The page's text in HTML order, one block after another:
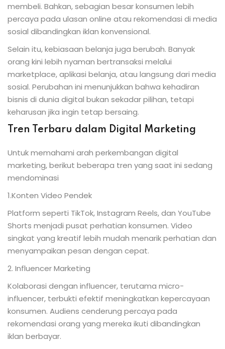
membeli. Bahkan, sebagian besar konsumen lebih
percaya pada ulasan online atau rekomendasi di media
sosial dibandingkan iklan konvensional.
Selain itu, kebiasaan belanja juga berubah. Banyak
orang kini lebih nyaman bertransaksi melalui
marketplace, aplikasi belanja, atau langsung dari media
sosial. Perubahan ini menunjukkan bahwa kehadiran
bisnis di dunia digital bukan sekadar pilihan, tetapi
keharusan jika ingin tetap bersaing.
Tren Terbaru dalam Digital Marketing
Untuk memahami arah perkembangan digital
marketing, berikut beberapa tren yang saat ini sedang
mendominasi
1.Konten Video Pendek
Platform seperti TikTok, Instagram Reels, dan YouTube
Shorts menjadi pusat perhatian konsumen. Video
singkat yang kreatif lebih mudah menarik perhatian dan
menyampaikan pesan dengan cepat.
2. Influencer Marketing
Kolaborasi dengan influencer, terutama micro-
influencer, terbukti efektif meningkatkan kepercayaan
konsumen. Audiens cenderung percaya pada
rekomendasi orang yang mereka ikuti dibandingkan
iklan berbayar.